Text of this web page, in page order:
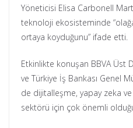
Yöneticisi Elisa Carbonell
teknoloji ekosisteminde
ortaya koyduğunu” ifade etti.
Etkinlikte konuşan BBVA Üst
ve Türkiye İş Bankası Genel
de dijitalleşme, yapay zeka
sektörü için çok önemli